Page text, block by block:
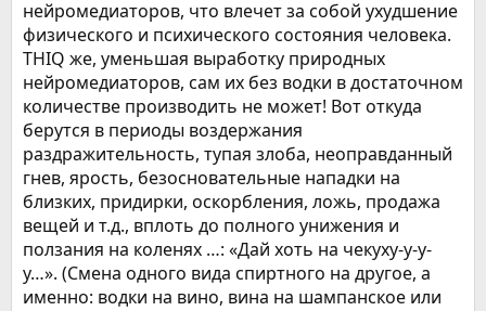
нейромедиаторов, что влечет за собой ухудшение
физического и психического состояния человека.
THIQ же, уменьшая выработку природных
нейромедиаторов, сам их без водки в достаточном
количестве производить не может! Вот откуда
берутся в периоды воздержания
раздражительность, тупая злоба, неоправданный
гнев, ярость, безосновательные нападки на
близких, придирки, оскорбления, ложь, продажа
вещей и т.д., вплоть до полного унижения и
ползания на коленях …: «Дай хоть на чекуху-у-у-
у…». (Смена одного вида спиртного на другое, а
именно: водки на вино, вина на шампанское или